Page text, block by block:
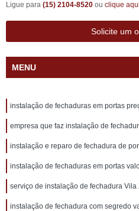
Ligue para (15) 2104-8520 ou clique aqui
Solicite um
MENU
instalação de fechaduras em portas
empresa que faz instalação de
instalação e reparo de fechadura de
instalação de fechaduras em portas
serviço de instalação de fechadura Vila
instalação de fechadura com segredo